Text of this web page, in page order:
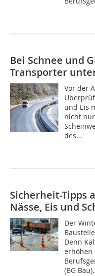
Bei Schnee und
Transporter
Vor der
und Eis
nicht
des...
Sicherheit-Tipps
Nässe, Eis und
Der
Denn
erhöhen
(BG